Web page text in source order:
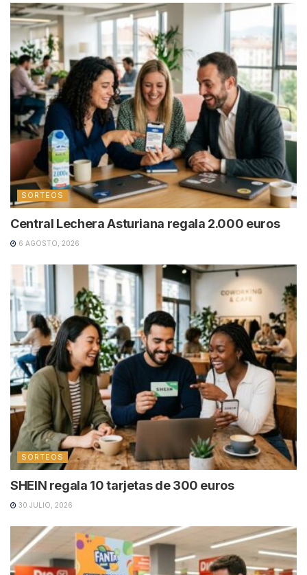
SORTEOS
Central Lechera Asturiana regala 2.000 euros
6 AGOSTO, 2026
SORTEOS
SHEIN regala 10 tarjetas de 300 euros
30 JULIO, 2026